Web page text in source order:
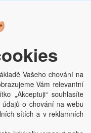
byABRA E-shop
IČO: 03220923; DIČ:
Vašeho chování na
Vám relevantní
„Akceptuji“ souhlasíte
o chování na webu
sítích a v reklamních